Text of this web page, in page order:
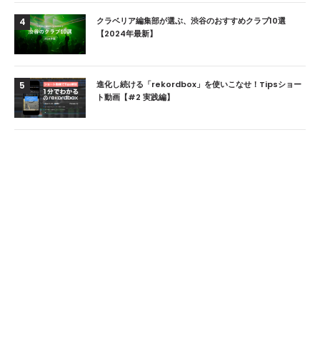
4
クラベリア編集部が選ぶ、渋谷のおすすめクラブ10選
【2024年最新】
5
進化し続ける「rekordbox」を使いこなせ！Tipsショー
ト動画【#2 実践編】